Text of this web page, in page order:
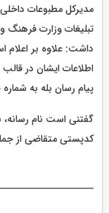
مدیرکل مطبوعات
تبلیغات وزارت فرهنگ
داشت: علاوه بر اعلام
پیام رسان بله به شماره ۰۹۳۸۰۷۴۷۸۴۰ ارسال شود.
گفتنی است نام رسانه،
کدپستی متقاضی از